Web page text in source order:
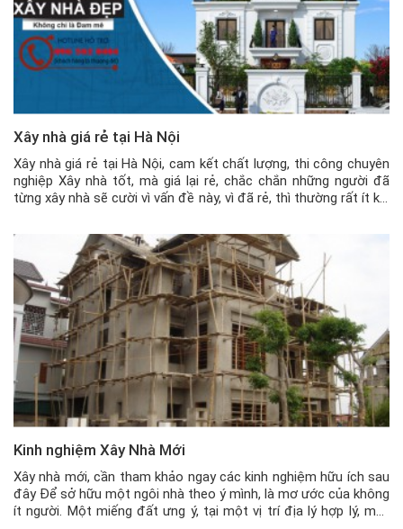
Xây nhà giá rẻ tại Hà Nội
Xây nhà giá rẻ tại Hà Nội, cam kết chất lượng, thi công chuyên
nghiệp Xây nhà tốt, mà giá lại rẻ, chắc chắn những người đã
từng xây nhà sẽ cười vì vấn đề này, vì đã rẻ, thì thường rất ít khi
Kinh nghiệm Xây Nhà Mới
Xây nhà mới, cần tham khảo ngay các kinh nghiệm hữu ích sau
đây Để sở hữu một ngôi nhà theo ý mình, là mơ ước của không
ít người. Một miếng đất ưng ý, tại một vị trí địa lý hợp lý, một